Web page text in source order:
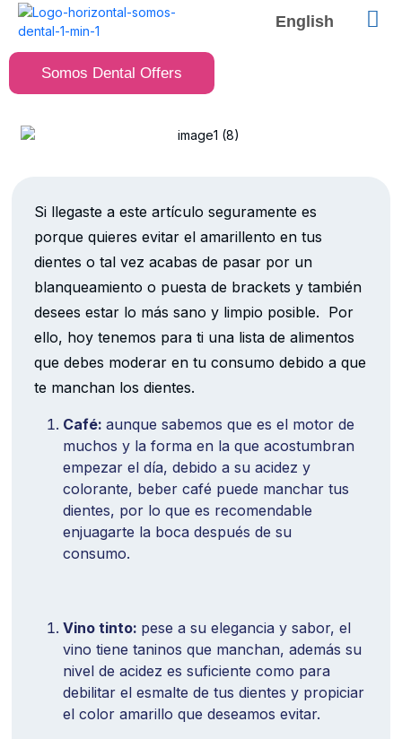
English
Somos Dental Offers
Si llegaste a este artículo seguramente es
porque quieres evitar el amarillento en tus
dientes o tal vez acabas de pasar por un
blanqueamiento o puesta de brackets y también
desees estar lo más sano y limpio posible. Por
ello, hoy tenemos para ti una lista de alimentos
que debes moderar en tu consumo debido a que
te manchan los dientes.
Café:aunque sabemos que es el motor de
muchos y la forma en la que acostumbran
empezar el día, debido a su acidez y
colorante, beber café puede manchar tus
dientes, por lo que es recomendable
enjuagarte la boca después de su
consumo.
Vino tinto: pese a su elegancia y sabor, el
vino tiene taninos que manchan, además su
nivel de acidez es suficiente como para
debilitar el esmalte de tus dientes y propiciar
el color amarillo que deseamos evitar.